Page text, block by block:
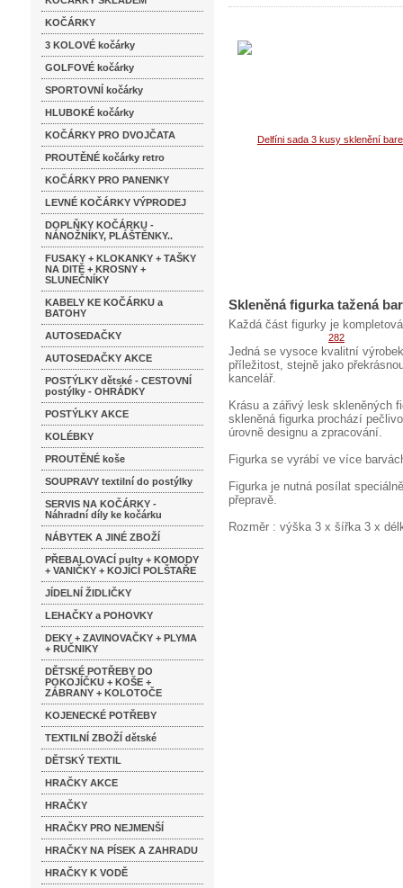
KOČÁRKY
3 KOLOVÉ kočárky
GOLFOVÉ kočárky
SPORTOVNÍ kočárky
HLUBOKÉ kočárky
KOČÁRKY PRO DVOJČATA
PROUTĚNÉ kočárky retro
KOČÁRKY PRO PANENKY
LEVNÉ KOČÁRKY VÝPRODEJ
DOPLŇKY KOČÁRKU -
NÁNOŽNÍKY, PLÁŠTĚNKY..
FUSAKY + KLOKANKY + TAŠKY
NA DITĚ + KROSNY +
SLUNEČNÍKY
KABELY KE KOČÁRKU a
BATOHY
AUTOSEDAČKY
AUTOSEDAČKY AKCE
POSTÝLKY dětské - CESTOVNÍ
postýlky - OHRÁDKY
POSTÝLKY AKCE
KOLÉBKY
PROUTĚNÉ koše
SOUPRAVY textilní do postýlky
SERVIS NA KOČÁRKY -
Náhradní díly ke kočárku
NÁBYTEK A JINÉ ZBOŽÍ
PŘEBALOVACÍ pulty + KOMODY
+ VANIČKY + KOJÍCÍ POLŠTAŘE
JÍDELNÍ ŽIDLIČKY
LEHAČKY a POHOVKY
DEKY + ZAVINOVAČKY + PLYMA
+ RUČNIKY
DĚTSKÉ POTŘEBY DO
POKOJÍČKU + KOŠE +
ZÁBRANY + KOLOTOČE
KOJENECKÉ POTŘEBY
TEXTILNÍ ZBOŽÍ dětské
DĚTSKÝ TEXTIL
HRAČKY AKCE
HRAČKY
HRAČKY PRO NEJMENŠÍ
HRAČKY NA PÍSEK A ZAHRADU
HRAČKY K VODĚ
Skleněná figurka tažená
Každá část figurky je
Jedná se vysoce kvalitní
příležitost, stejně jako
kancelář.
Krásu a zářivý lesk skleněných
skleněná figurka prochází
úrovně designu a zpracování.
Figurka se vyrábí ve více
Figurka je nutná posílat
přepravě.
Rozměr : výška 3 x šířka 3 x